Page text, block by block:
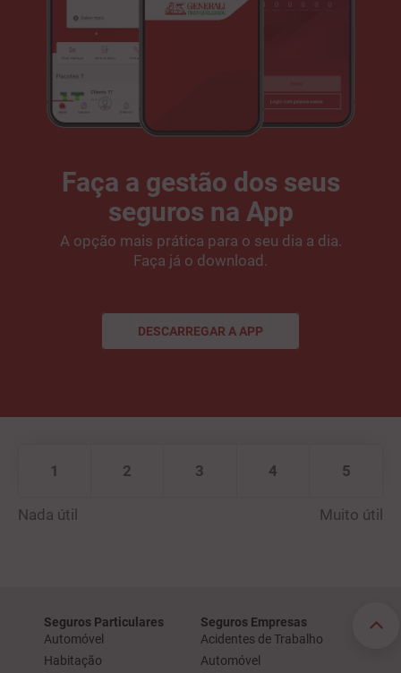
Faça a gestão dos seus
seguros na App
A opção mais prática para o seu dia a dia.
Faça já o download.
DESCARREGAR A APP
Nada útil
1 2 3 4 5
Muito útil
Seguros Particulares
Automóvel
Habitação
Seguros Empresas
Acidentes de Trabalho
Automóvel